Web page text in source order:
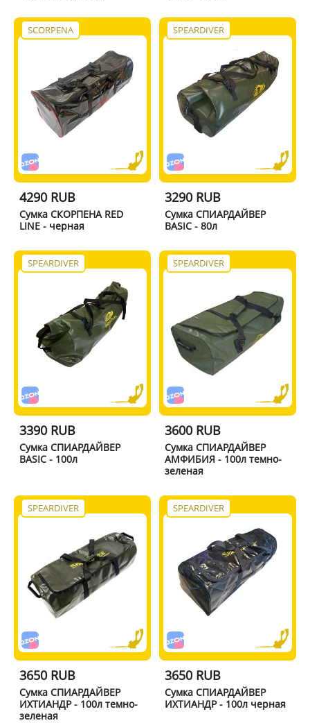
SCORPENA
4290 RUB
Сумка СКОРПЕНА RED
LINE - черная
SPEARDIVER
3290 RUB
Сумка СПИАРДАЙВЕР
BASIC - 80л
SPEARDIVER
3390 RUB
Сумка СПИАРДАЙВЕР
BASIC - 100л
SPEARDIVER
3600 RUB
Сумка СПИАРДАЙВЕР
АМФИБИЯ - 100л темно-
зеленая
SPEARDIVER
3650 RUB
Сумка СПИАРДАЙВЕР
ИХТИАНДР - 100л темно-
зеленая
SPEARDIVER
3650 RUB
Сумка СПИАРДАЙВЕР
ИХТИАНДР - 100л черная